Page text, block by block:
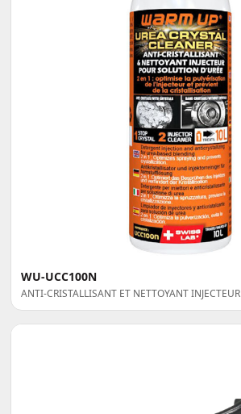
WU-UCC100N
ANTI-CRISTALLISANT ET NETTOYANT INJECTEUR